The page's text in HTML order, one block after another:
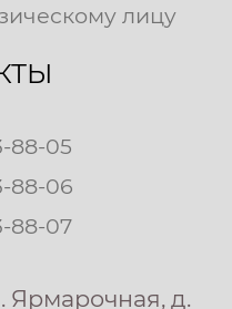
лицу
88-05
88-06
88-07
Ярмарочная, д.